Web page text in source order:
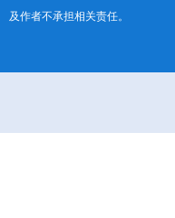
及作者不承担相关责任。